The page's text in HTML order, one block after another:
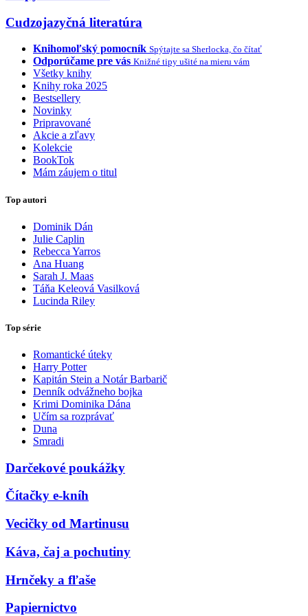
Cudzojazyčná literatúra
Knihomoľský pomocník Spýtajte sa Sherlocka, čo čítať
Odporúčame pre vás Knižné tipy ušité na mieru vám
Všetky knihy
Knihy roka 2025
Bestsellery
Novinky
Pripravované
Akcie a zľavy
Kolekcie
BookTok
Mám záujem o titul
Top autori
Dominik Dán
Julie Caplin
Rebecca Yarros
Ana Huang
Sarah J. Maas
Táňa Keleová Vasilková
Lucinda Riley
Top série
Romantické úteky
Harry Potter
Kapitán Stein a Notár Barbarič
Denník odvážneho bojka
Krimi Dominika Dána
Učím sa rozprávať
Duna
Smradi
Darčekové poukážky
Čítačky e-kníh
Vecičky od Martinusu
Káva, čaj a pochutiny
Hrnčeky a fľaše
Papiernictvo